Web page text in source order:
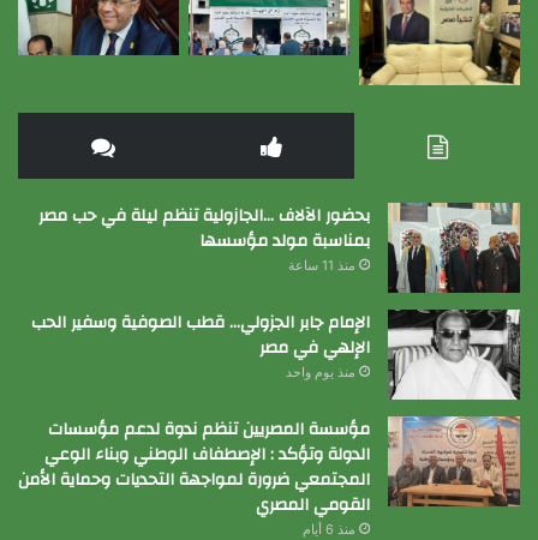
بحضور الآلاف …الجازولية تنظم ليلة في حب مصر
بمناسبة مولد مؤسسها
منذ 11 ساعة
الإمام جابر الجزولي… قطب الصوفية وسفير الحب
الإلهي في مصر
منذ يوم واحد
مؤسسة المصريين تنظم ندوة لدعم مؤسسات
الدولة وتؤكد : الإصطفاف الوطني وبناء الوعي
المجتمعي ضرورة لمواجهة التحديات وحماية الأمن
القومي المصري
منذ 6 أيام